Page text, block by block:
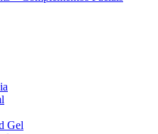
Gel